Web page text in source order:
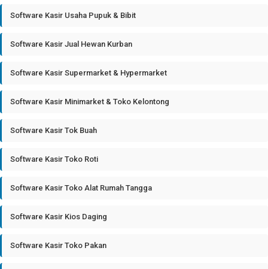
Software Kasir Usaha Pupuk & Bibit
Software Kasir Jual Hewan Kurban
Software Kasir Supermarket & Hypermarket
Software Kasir Minimarket & Toko Kelontong
Software Kasir Tok Buah
Software Kasir Toko Roti
Software Kasir Toko Alat Rumah Tangga
Software Kasir Kios Daging
Software Kasir Toko Pakan